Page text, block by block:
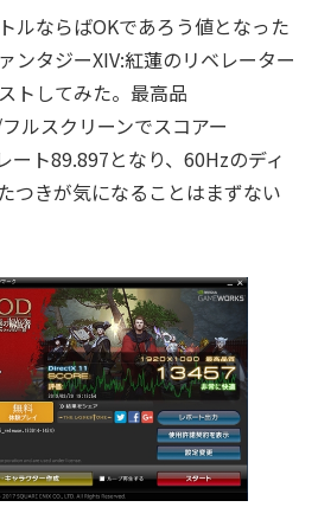
ルならばOKであろう値となった
ンタジーXIV:紅蓮のリベレーター
トしてみた。最高品
ルスクリーンでスコアー
ート89.897となり、60Hzのディ
つきが気になることはまずない